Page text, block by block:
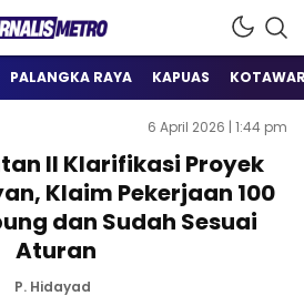
Metro
Wadah Informasi
PALANGKA RAYA KAPUAS
6 April 2026 | 1:44 pm
II Klarifikasi Proyek
Klaim Pekerjaan 100
dan Sudah Sesuai
Aturan
P. Hidayad